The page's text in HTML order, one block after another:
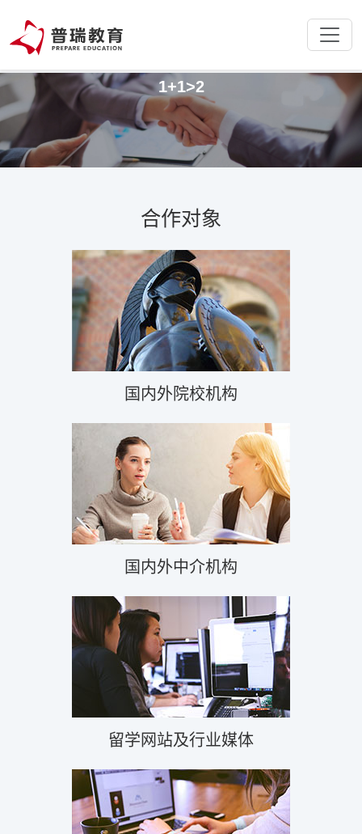
我们相信，通过优势资源的重新整
1+1>2
合作对象
国内外院校机构
国内外中介机构
留学网站及行业媒体